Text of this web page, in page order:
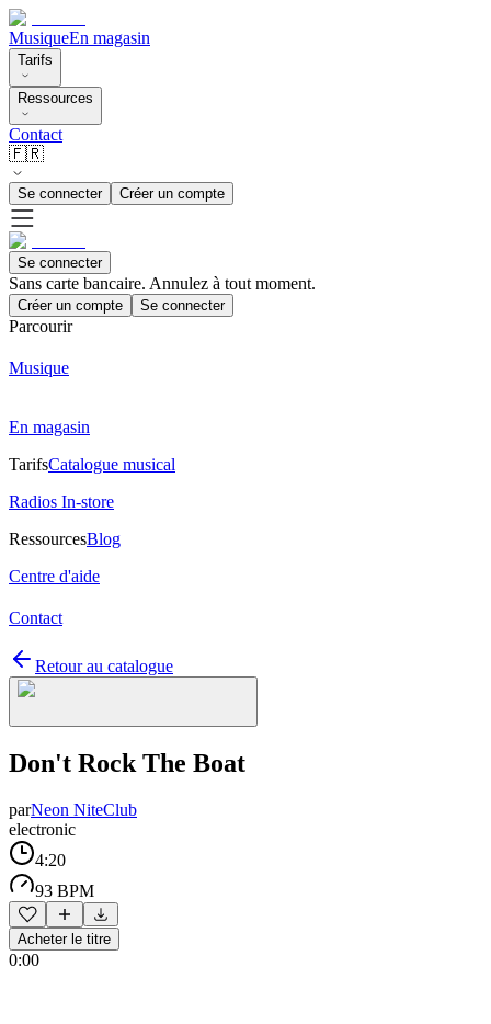
MusiqueEn magasin
Tarifs
Ressources
Contact
🇫🇷
Se connecter Créer un compte
Se connecter
Sans carte bancaire. Annulez à tout moment.
Créer un compte Se connecter
Parcourir
Musique
En magasin
TarifsCatalogue musical
Radios In-store
RessourcesBlog
Centre d'aide
Contact
Retour au catalogue
Don't Rock The Boat
parNeon NiteClub
electronic
4:20
93 BPM
Acheter le titre
0:00